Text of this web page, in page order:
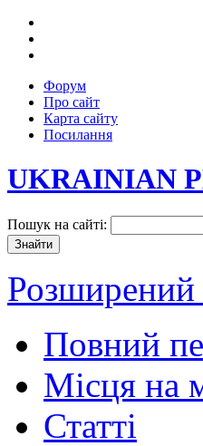
Форум
Про сайт
Карта сайту
Посилання
UKRAINIAN
Пошук на сайті:
Повний
Місця на
Статті